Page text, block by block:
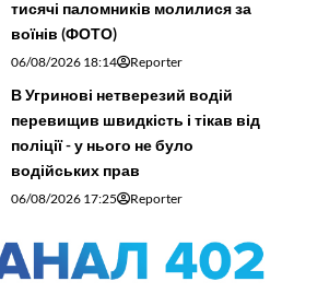
тисячі паломників молилися за
воїнів (ФОТО)
06/08/2026 18:14 Reporter
В Угринові нетверезий водій
перевищив швидкість і тікав від
поліції - у нього не було
водійських прав
06/08/2026 17:25 Reporter